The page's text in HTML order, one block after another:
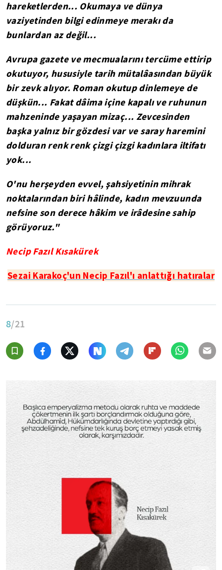
hareketlerden... Okumaya ve dünya
vaziyetinden bilgi edinmeye merakı da
bunlardan az değil...
Avrupa gazete ve mecmualarını tercüme ettirip
okutuyor, hususiyle tarih mütalâasından büyük
bir zevk alıyor. Roman okutup dinlemeye de
düşkün... Fakat dâima içine kapalı ve ruhunun
mahzeninde yaşayan mizaç... Zevcesinden
başka yalnız bir gözdesi var ve saray haremini
dolduran renk renk çizgi çizgi kadınlara iltifatı
yok...
O'nu herşeyden evvel, şahsiyetinin mihrak
noktalarından biri hâlinde, kadın mevzuunda
nefsine son derece hâkim ve irâdesine sahip
görüyoruz."
Necip Fazıl Kısakürek
Sezai Karakoç'un Necip Fazıl'ı anlattığı hatıralar
8/21